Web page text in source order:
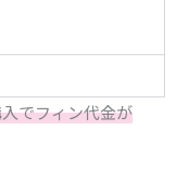
でフィン代金が